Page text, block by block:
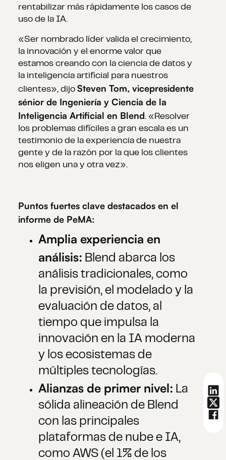
rentabilizar más rápidamente los casos de
uso de la IA.
«Ser nombrado líder valida el crecimiento,
la innovación y el enorme valor que
estamos creando con la ciencia de datos y
la inteligencia artificial para nuestros
clientes», dijo Steven Tom, vicepresidente
sénior de Ingeniería y Ciencia de la
Inteligencia Artificial en Blend. «Resolver
los problemas difíciles a gran escala es un
testimonio de la experiencia de nuestra
gente y de la razón por la que los clientes
nos eligen una y otra vez».
Puntos fuertes clave destacados en el
informe de PeMA:
Amplia experiencia en
análisis: Blend abarca los
análisis tradicionales, como
la previsión, el modelado y la
evaluación de datos, al
tiempo que impulsa la
innovación en la IA moderna
y los ecosistemas de
múltiples tecnologías.
Alianzas de primer nivel: La
sólida alineación de Blend
con las principales
plataformas de nube e IA,
como AWS (el 1% de los